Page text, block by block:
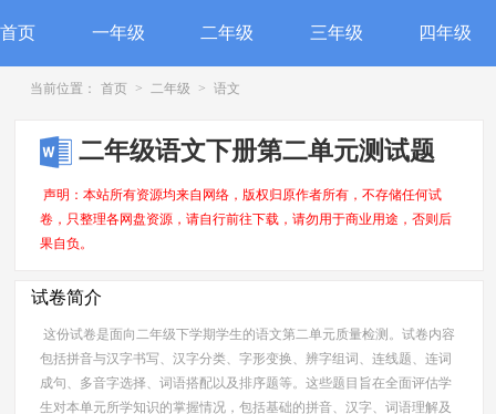
首页 一年级 二年级 三年级 四年级
当前位置： 首页 > 二年级 > 语文
二年级语文下册第二单元测试题
声明：本站所有资源均来自网络，版权归原作者所有，不存储任何试
卷，只整理各网盘资源，请自行前往下载，请勿用于商业用途，否则后
果自负。
试卷简介
这份试卷是面向二年级下学期学生的语文第二单元质量检测。试卷内容
包括拼音与汉字书写、汉字分类、字形变换、辨字组词、连线题、连词
成句、多音字选择、词语搭配以及排序题等。这些题目旨在全面评估学
生对本单元所学知识的掌握情况，包括基础的拼音、汉字、词语理解及